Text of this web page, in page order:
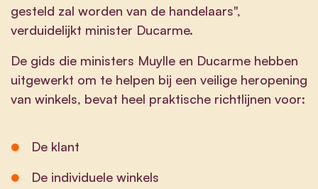
gesteld zal worden van de handelaars",
verduidelijkt minister Ducarme.
De gids die ministers Muylle en Ducarme hebben
uitgewerkt om te helpen bij een veilige heropening
van winkels, bevat heel praktische richtlijnen voor:
De klant
De individuele winkels